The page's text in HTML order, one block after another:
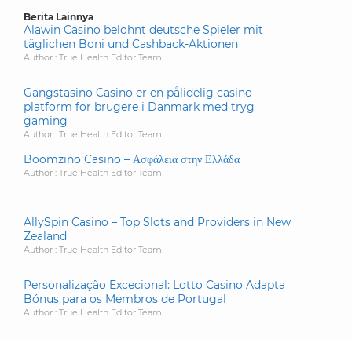
Berita Lainnya
Alawin Casino belohnt deutsche Spieler mit
täglichen Boni und Cashback-Aktionen
Author : True Health Editor Team
Gangstasino Casino er en pålidelig casino
platform for brugere i Danmark med tryg
gaming
Author : True Health Editor Team
Boomzino Casino – Ασφάλεια στην Ελλάδα
Author : True Health Editor Team
AllySpin Casino – Top Slots and Providers in New
Zealand
Author : True Health Editor Team
Personalização Excecional: Lotto Casino Adapta
Bónus para os Membros de Portugal
Author : True Health Editor Team